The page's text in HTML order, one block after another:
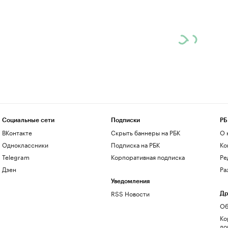
Социальные сети
ВКонтакте
Одноклассники
Telegram
Дзен
Подписки
Скрыть баннеры на РБК
Подписка на РБК
Корпоративная подписка
Уведомления
RSS Новости
О